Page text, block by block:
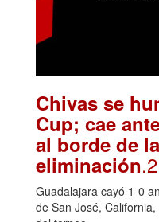
Chivas se
Cup; cae
al borde de la
eliminación
Guadalajara cayó 1-0
de San José,